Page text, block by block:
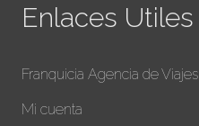
Enlaces Utiles
Franquicia Agencia de Viajes
Mi cuenta